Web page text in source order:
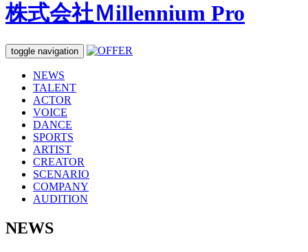
株式会社Ｍillennium Pro
toggle navigation
NEWS
TALENT
ACTOR
VOICE
DANCE
SPORTS
ARTIST
CREATOR
SCENARIO
COMPANY
AUDITION
NEWS